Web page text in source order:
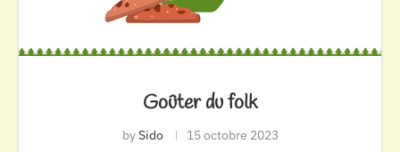
Goûter du folk
bySido 15 octobre 2023